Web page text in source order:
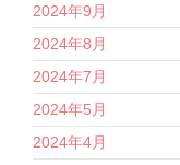
2024年9月
2024年8月
2024年7月
2024年5月
2024年4月